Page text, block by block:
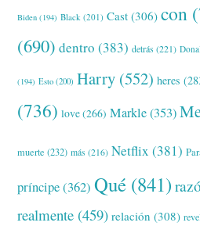
Biden (194) Black (201) Cast (306) con
(690) dentro (383) detrás (221)
(194) Esto (200) Harry (552) heres
(736) love(266) Markle(353)
muerte (232) más (216) Netflix (381)
príncipe(362) Qué (841)
realmente (459) relación (308)